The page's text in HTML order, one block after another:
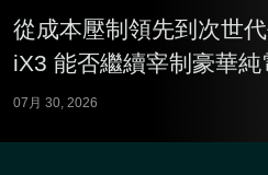
從成本壓制領先到次世
iX3 能否繼續宰制豪華純
07月 30, 2026